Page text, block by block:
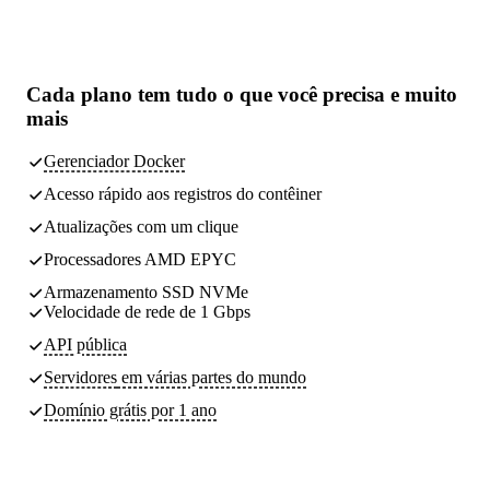
Cada plano tem tudo o que você precisa e muito
mais
Gerenciador Docker
Acesso rápido aos registros do contêiner
Atualizações com um clique
Processadores AMD EPYC
Armazenamento SSD NVMe
Velocidade de rede de 1 Gbps
API pública
Servidores em várias partes do mundo
Domínio grátis por 1 ano